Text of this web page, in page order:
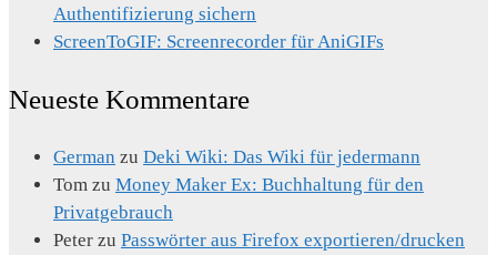
Authentifizierung sichern
ScreenToGIF: Screenrecorder für AniGIFs
Neueste Kommentare
German zu Deki Wiki: Das Wiki für jedermann
Tom zu Money Maker Ex: Buchhaltung für den
Privatgebrauch
Peter zu Passwörter aus Firefox exportieren/drucken